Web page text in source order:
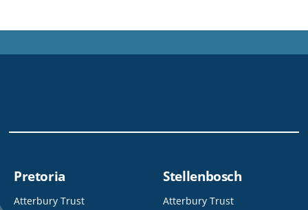
Pretoria
Atterbury Trust
Stellenbosch
Atterbury Trust